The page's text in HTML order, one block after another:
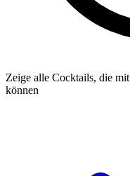
Zeige alle Cocktails, die mit
können